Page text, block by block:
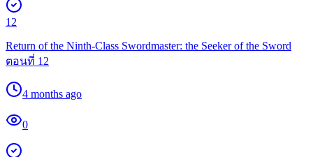
12
Return of the Ninth-Class Swordmaster: the Seeker of the Sword
ตอนที่ 12
4 months ago
0